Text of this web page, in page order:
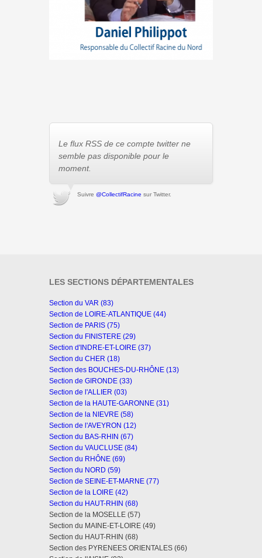
Le flux RSS de ce compte twitter ne
semble pas disponible pour le
moment.
Suivre @CollectifRacine sur Twitter.
LES SECTIONS DÉPARTEMENTALES
Section du VAR (83)
Section de LOIRE-ATLANTIQUE (44)
Section de PARIS (75)
Section du FINISTERE (29)
Section d'INDRE-ET-LOIRE (37)
Section du CHER (18)
Section des BOUCHES-DU-RHÔNE (13)
Section de GIRONDE (33)
Section de l'ALLIER (03)
Section de la HAUTE-GARONNE (31)
Section de la NIEVRE (58)
Section de l'AVEYRON (12)
Section du BAS-RHIN (67)
Section du VAUCLUSE (84)
Section du RHÔNE (69)
Section du NORD (59)
Section de SEINE-ET-MARNE (77)
Section de la LOIRE (42)
Section du HAUT-RHIN (68)
Section de la MOSELLE (57)
Section du MAINE-ET-LOIRE (49)
Section du HAUT-RHIN (68)
Section des PYRENEES ORIENTALES (66)